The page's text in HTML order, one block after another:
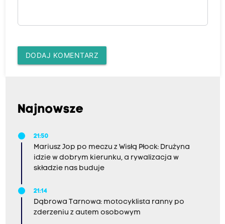
DODAJ KOMENTARZ
Najnowsze
21:50
Mariusz Jop po meczu z Wisłą Płock: Drużyna
idzie w dobrym kierunku, a rywalizacja w
składzie nas buduje
21:14
Dąbrowa Tarnowa: motocyklista ranny po
zderzeniu z autem osobowym